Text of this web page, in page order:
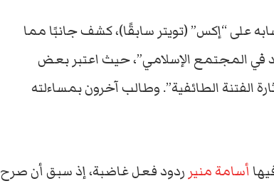
على “إكس” (تويتر سابقًا)، كشف جانبًا مما
في المجتمع الإسلامي”، حيث اعتبر بعض
الفتنة الطائفية”. وطالب آخرون بمساءلته
أسامة منير ردود فعل غاضبة، إذ سبق أن صرح